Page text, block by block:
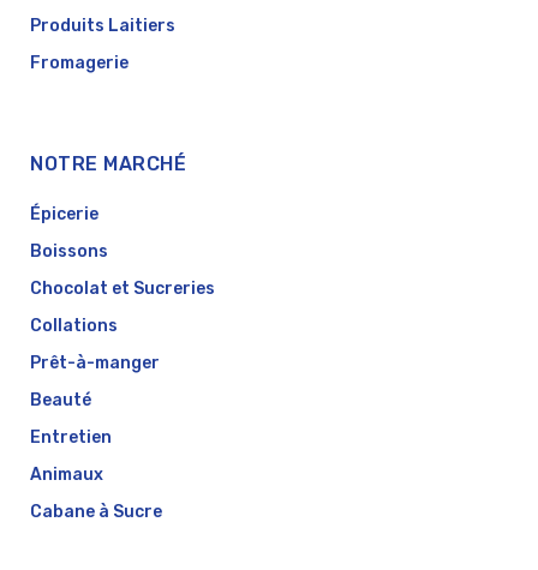
Produits Laitiers
Fromagerie
NOTRE MARCHÉ
Épicerie
Boissons
Chocolat et Sucreries
Collations
Prêt-à-manger
Beauté
Entretien
Animaux
Cabane à Sucre